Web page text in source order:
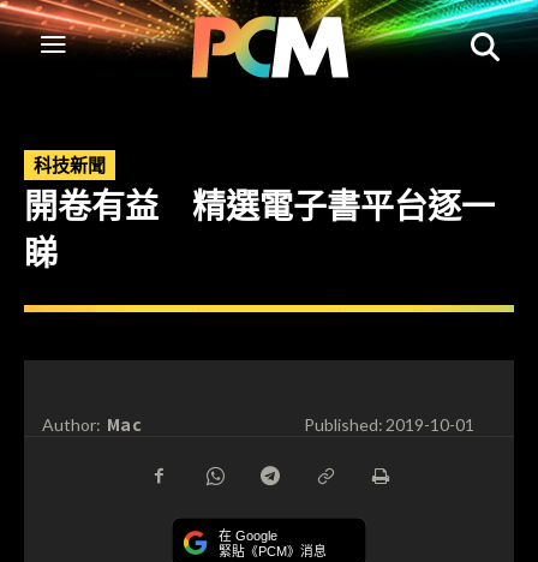
科技新聞
開卷有益 精選電子書平台逐一
睇
Author: Mac Published:2019-10-01
在 Google
緊貼《PCM》消息